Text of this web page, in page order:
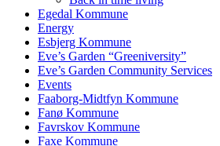
Egedal Kommune
Energy
Esbjerg Kommune
Eve’s Garden “Greeniversity”
Eve’s Garden Community Services
Events
Faaborg-Midtfyn Kommune
Fanø Kommune
Favrskov Kommune
Faxe Kommune